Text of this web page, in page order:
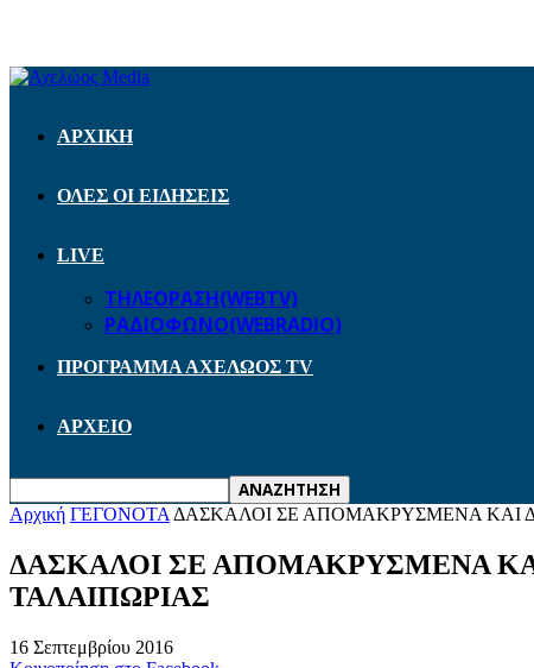
ΑΡΧΙΚΗ
ΟΛΕΣ ΟΙ ΕΙΔΗΣΕΙΣ
LIVE
ΤΗΛΕΟΡΑΣΗ(WEBTV)
ΡΑΔΙΟΦΩΝΟ(WEBRADIO)
ΠΡΟΓΡΑΜΜΑ ΑΧΕΛΩΟΣ TV
ΑΡΧΕΙΟ
Αρχική ΓΕΓΟΝΟΤΑ ΔΑΣΚΑΛΟΙ ΣΕ ΑΠΟΜΑΚΡΥΣΜΕΝΑ ΚΑΙ
ΔΑΣΚΑΛΟΙ ΣΕ ΑΠΟΜΑΚΡΥΣΜΕΝΑ
ΤΑΛΑΙΠΩΡΙΑΣ
16 Σεπτεμβρίου 2016